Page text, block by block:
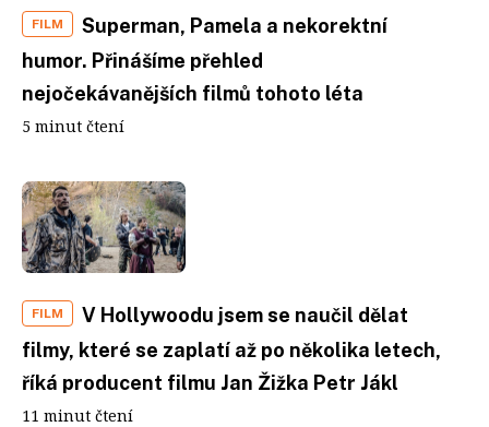
FILM
Superman, Pamela a nekorektní
humor. Přinášíme přehled
nejočekávanějších filmů tohoto léta
5 minut čtení
FILM
V Hollywoodu jsem se naučil dělat
filmy, které se zaplatí až po několika letech,
říká producent filmu Jan Žižka Petr Jákl
11 minut čtení